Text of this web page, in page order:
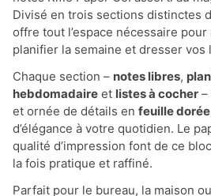
Divisé en trois sections distinctes
offre tout l’espace nécessaire
planifier la semaine et dresser vos
Chaque section – notes libres,
hebdomadaire et listes à cocher
et ornée de détails en feuille dorée
d’élégance à votre quotidien. Le
qualité d’impression font de ce
la fois pratique et raffiné.
Parfait pour le bureau, la maison